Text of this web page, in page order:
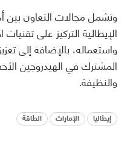
وتشمل مجالات التعاون بين
الإيطالية التركيز على تقنيات
واستعماله، بالإضافة إلى
المشترك في الهيدروجين
والنظيفة.
إيطاليا الإمارات الطاقة